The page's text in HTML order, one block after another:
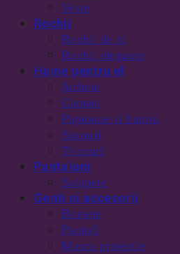
Veste
Rochii
Rochii de zi
Rochii elegante
Haine pentru el
Jachete
Camasi
Papioane si butoni
Sacouri
Tricouri
Pantaloni
Salopete
Genti si accesorii
Borsete
Pantofi
Masca protectie